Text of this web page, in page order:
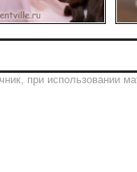
при использовании